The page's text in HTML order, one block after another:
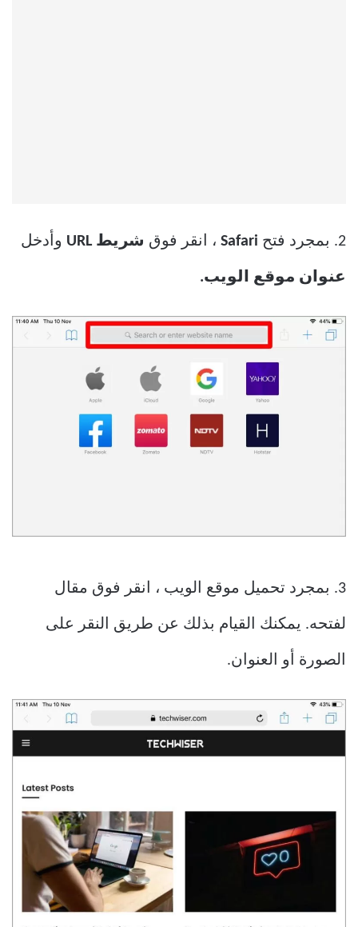
2. بمجرد فتح Safari ، انقر فوق شريط URL وأدخل
عنوان موقع الويب.
3. بمجرد تحميل موقع الويب ، انقر فوق مقال
لفتحه. يمكنك القيام بذلك عن طريق النقر على
الصورة أو العنوان.